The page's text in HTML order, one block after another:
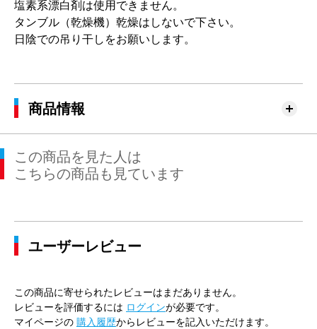
塩素系漂白剤は使用できません。
タンブル（乾燥機）乾燥はしないで下さい。
日陰での吊り干しをお願いします。
商品情報
この商品を見た人は
こちらの商品も見ています
ユーザーレビュー
この商品に寄せられたレビューはまだありません。
レビューを評価するには ログインが必要です。
マイページの 購入履歴からレビューを記入いただけます。